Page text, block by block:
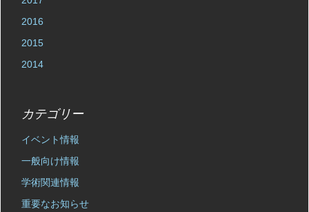
2016
2015
2014
カテゴリー
イベント情報
一般向け情報
学術関連情報
重要なお知らせ